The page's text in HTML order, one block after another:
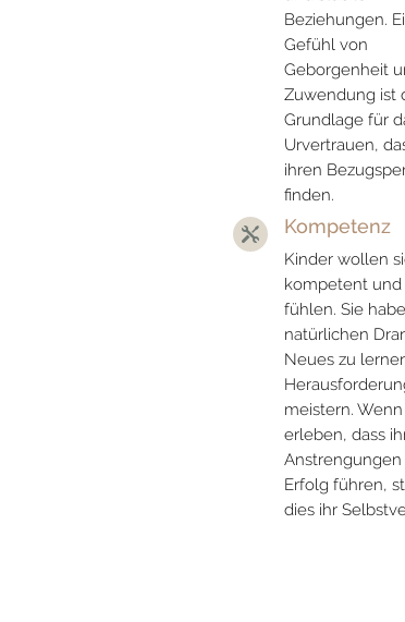
Beziehungen.
Gefühl von
Geborgenheit
Zuwendung ist
Grundlage für
Urvertrauen,
ihren
finden.
 Kompetenz
Kinder wollen
kompetent und
fühlen. Sie
natürlichen
Neues zu
meistern.
erleben, dass
Anstrengungen
Erfolg führen,
dies ihr